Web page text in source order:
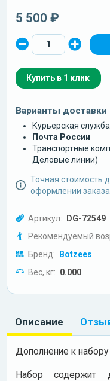
5 500 ₽
Купить в 1 клик
Варианты доставки
Курьерская
Почта России
Транспортные
Деловые линии)
Точная стоимость
оформлении заказа
Артикул: DG-72549
Рекомендуемый
Бренд: Botzees
Вес, кг: 0.000
Описание
Дополнение к
Набор содержит